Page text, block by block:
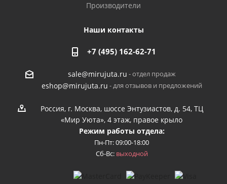
Производители
Наши контакты
+7 (495) 162-62-71
sale@mirujuta.ru - отдел продаж
eshop@mirujuta.ru - для отзывов и предложений
Россия, г. Москва, шоссе Энтузиастов, д. 54, ТЦ
«Мир Уюта», 4 этаж, правое крыло
Режим работы отдела:
Пн-Пт: 09:00-18:00
Сб-Вс: выходной